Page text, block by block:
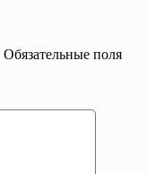
Обязательные поля